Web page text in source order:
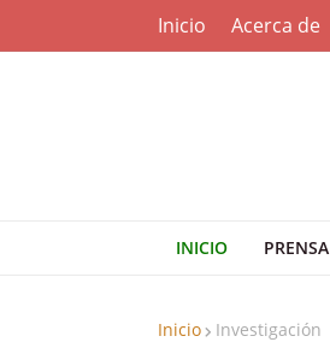
Inicio Acerca de
INICIO PRENSA
Inicio Investigación